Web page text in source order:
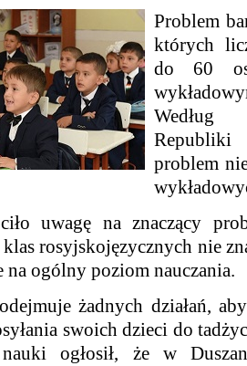
Problem
których
do 60
Według
problem
uwagę na znaczący
rosyjskojęzycznych nie
na ogólny poziom nauczania.
żadnych działań,
swoich dzieci do
ogłosił, że w